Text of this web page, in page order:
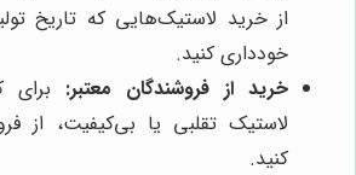
از خرید لاستیک‌هایی که تاریخ
خودداری کنید.
خرید از فروشندگان معتبر:
لاستیک تقلبی یا بی‌کیفیت، از
کنید.